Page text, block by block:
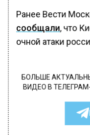
Ранее Вести
сообщали, что
очной атаки
БОЛЬШЕ
ВИДЕО В